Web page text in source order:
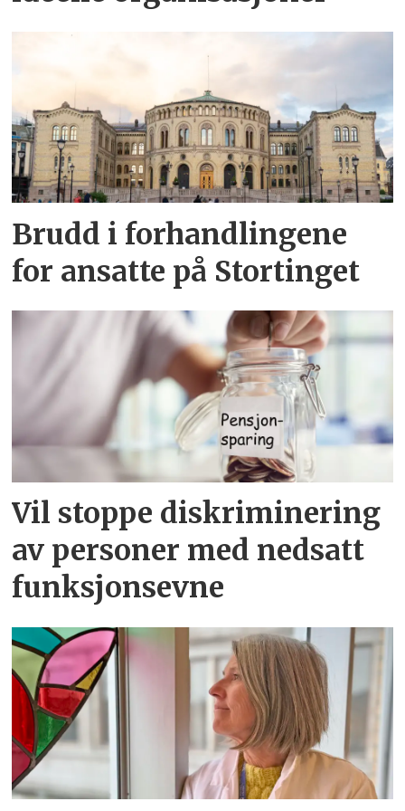
Brudd i forhandlingene
for ansatte på Stortinget
Vil stoppe diskriminering
av personer med nedsatt
funksjonsevne